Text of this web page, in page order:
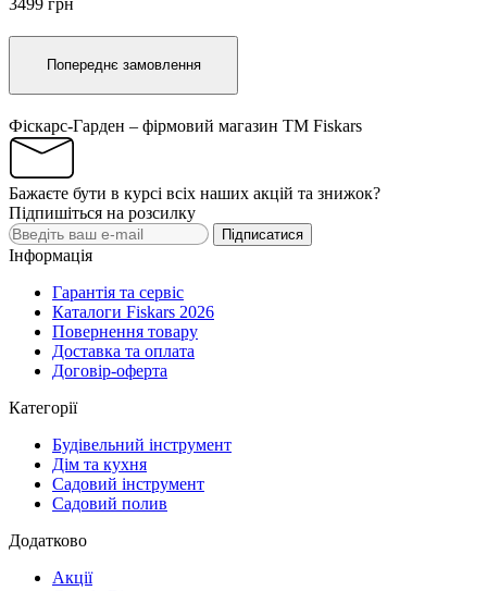
Попереднє замовлення
Фіскарс-Гарден – фірмовий магазин TM Fiskars
Бажаєте бути в курсі всіх наших акцій та знижок?
Підпишіться на розсилку
Підписатися
Інформація
Гарантія та сервіс
Каталоги Fiskars 2026
Повернення товару
Доставка та оплата
Договір-оферта
Категорії
Будівельний інструмент
Дім та кухня
Садовий інструмент
Садовий полив
Додатково
Акції